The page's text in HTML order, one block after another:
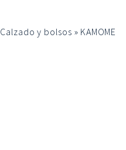
Calzado y bolsos » KAMOME